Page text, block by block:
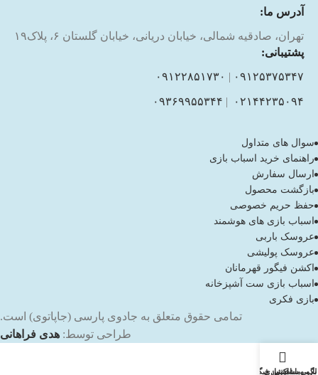
آدرس ما:
تهران، صادقیه شمالی، خیابان دریانی، خیابان گلستان ۶، پلاک۱۹
پشتیبانی:
۰۹۱۲۵۳۷۵۳۴۷ | ۰۹۱۲۲۸۵۱۷۳۰
۰۲۱۴۴۲۳۵۰۹۴ | ۰۹۳۶۹۹۵۵۳۴۴
سوال های متداول
راهنمای خرید اسباب بازی
ارسال سفارش
بازگشت محصول
حفظ حریم خصوصی
اسباب بازی های هوشمند
عروسک باربی
عروسک پولیشی
اکشن فیگور قهرمانان
اسباب بازی ست آشپزخانه
بازی فکری
تمامی حقوق متعلق به جادوی پارسی (جاپاتوی) است.
طراحی توسط: هدی فراهانی
باربی
لگو و ساختنی
ماشین بازی
اکشن فیگور